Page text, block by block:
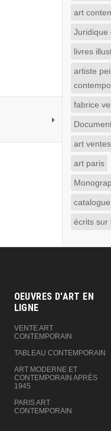
art
Juridique
livres
artiste
fabrice
art
art paris
écrits sur
OEUVRES D'ART EN
LIGNE‎
VENTE ART
CONTEMPORAIN
TABLEAU CONTEMPORAIN
ART MODERNE ET
CONTEMPORAIN APRÈS
1945
PARIS ART
CONTEMPORAIN